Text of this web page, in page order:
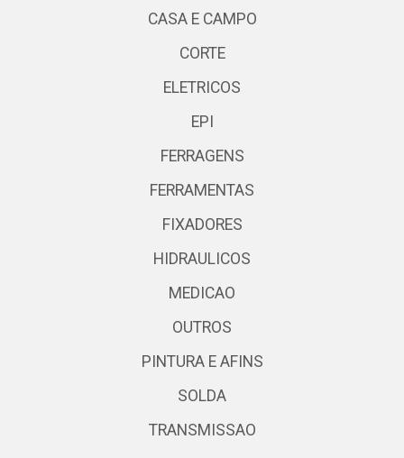
CASA E CAMPO
CORTE
ELETRICOS
EPI
FERRAGENS
FERRAMENTAS
FIXADORES
HIDRAULICOS
MEDICAO
OUTROS
PINTURA E AFINS
SOLDA
TRANSMISSAO